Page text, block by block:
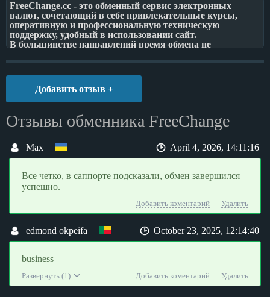
FreeChange.cc - это обменный сервис электронных
валют, сочетающий в себе привлекательные курсы,
оперативную и профессиональную техническую
поддержку, удобный в использовании сайт.
В большинстве направлений время обмена не
а наши операторы всегда смогут помочь и ответят на
интересующие Вас вопросы.
пожеланиям по улучшению сервиса.
В чат на сайте FreeChange.cc
!! Все обменные операции происходят на сайте через
создание заявки !!
Добавить отзыв +
Отзывы обменника FreeChange
Max April 4, 2026, 14:11:16
Все четко, в саппорте подсказали, обмен завершился
успешно.
Добавить коментарий Удалить
edmond okpeifa October 23, 2025, 12:14:40
business
Развернуть (1) Добавить коментарий Удалить